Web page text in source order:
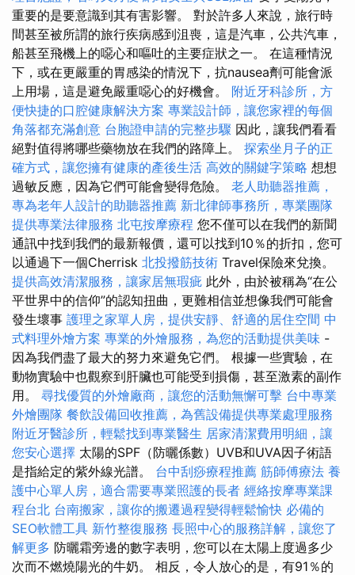
重要的是要意識到其有害影響。 對於許多人來說，旅行時
間甚至被所謂的旅行疾病感到沮喪，這是汽車，公共汽車，
船甚至飛機上的噁心和嘔吐的主要症狀之一。 在這種情況
下，或在更嚴重的胃感染的情況下，抗nausea劑可能會派
上用場，這是避免嚴重噁心的好機會。 附近牙科診所，方
便快捷的口腔健康解決方案 專業設計師，讓您家裡的每個
角落都充滿創意 台胞證申請的完整步驟 因此，讓我們看看
絕對值得將哪些藥物放在我們的路障上。 探索坐月子的正
確方式，讓您擁有健康的產後生活 高效的關鍵字策略 想想
過敏反應，因為它們可能會變得危險。 老人助聽器推薦，
專為老年人設計的助聽器推薦 新北律師事務所，專業團隊
提供專業法律服務 北屯按摩療程 您不僅可以在我們的新聞
通訊中找到我們的最新報價，還可以找到10％的折扣，您可
以通過下一個Cherrisk 北投撥筋技術 Travel保險來兌換。
提供高效清潔服務，讓家居無瑕疵 此外，由於被稱為“在公
平世界中的信仰”的認知扭曲，更難相信並想像我們可能會
發生壞事 護理之家單人房，提供安靜、舒適的居住空間 中
式料理外燴方案 專業的外燴服務，為您的活動提供美味 -
因為我們盡了最大的努力來避免它們。 根據一些實驗，在
動物實驗中也觀察到肝臟也可能受到損傷，甚至激素的副作
用。 尋找優質的外燴廠商，讓您的活動無懈可擊 台中專業
外燴團隊 餐飲設備回收推薦，為舊設備提供專業處理服務
附近牙醫診所，輕鬆找到專業醫生 居家清潔費用明細，讓
您安心選擇 太陽的SPF（防曬係數）UVB和UVA因子術語
是指給定的紫外線光譜。 台中刮痧療程推薦 筋師傅療法 養
護中心單人房，適合需要專業照護的長者 經絡按摩專業課
程台北 台南搬家，讓你的搬遷過程變得輕鬆愉快 必備的
SEO軟體工具 新竹整復服務 長照中心的服務詳解，讓您了
解更多 防曬霜旁邊的數字表明，您可以在太陽上度過多少
次而不燃燒陽光的牛奶。 相反，令人放心的是，有91％的